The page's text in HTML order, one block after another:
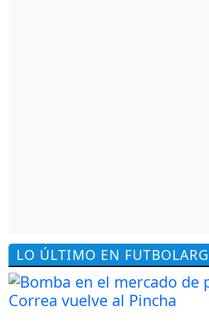
LO ÚLTIMO EN